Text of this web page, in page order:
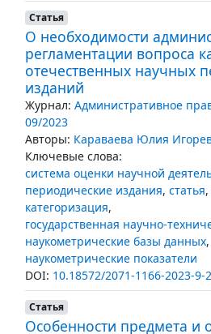
Статья
О необходимости
регламентации вопроса
отечественных научных
изданий
Журнал: Административное
09/2023
Авторы: Караваева Юлия
Ключевые слова:
система оценки научной
периодические издания, статья,
категоризация,
государственная научно-
наукометрические базы данных,
наукометрические показатели
DOI: 10.18572/2071-1166-2023-9-
Статья
Особенности предмета и